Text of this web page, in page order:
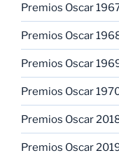
Premios Oscar
Premios Oscar
Premios Oscar
Premios Oscar
Premios Oscar
Premios Oscar